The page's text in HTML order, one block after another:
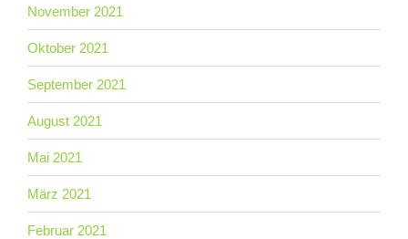
November 2021
Oktober 2021
September 2021
August 2021
Mai 2021
März 2021
Februar 2021